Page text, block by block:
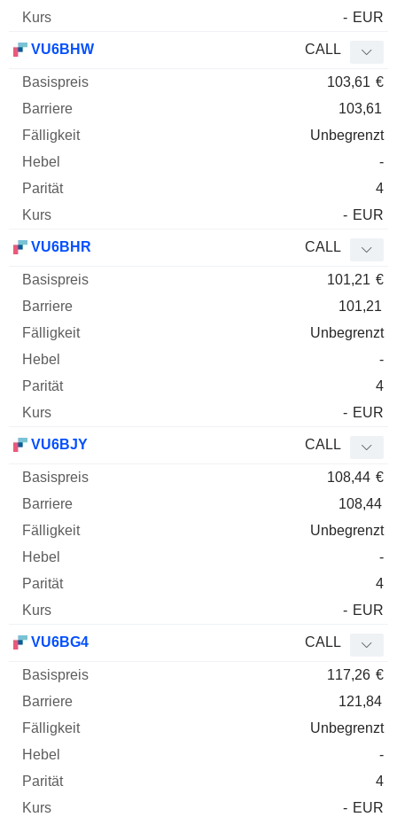
- EUR
VU6BHW CALL
103,61 €
103,61
Unbegrenzt
-
4
- EUR
VU6BHR CALL
101,21 €
101,21
Unbegrenzt
-
4
- EUR
VU6BJY CALL
108,44 €
108,44
Unbegrenzt
-
4
- EUR
VU6BG4 CALL
117,26 €
121,84
Unbegrenzt
-
4
- EUR